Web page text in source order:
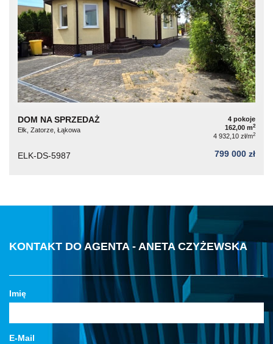
DOM NA SPRZEDAŻ
Ełk, Zatorze, Łąkowa
4 pokoje
162,00 m2
4 932,10 zł/m2
ELK-DS-5987 799 000 zł
KONTAKT DO AGENTA - ANETA CZYŻEWSKA
Imię
E-Mail